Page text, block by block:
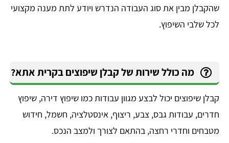
שהקבלן מבין את סוג העבודה הנדרש ויודע לתת מענה מקצועי
לכל שלבי השיפוץ.
מה כולל שירות של קבלן שיפוצים בקרית אתא?
קבלן שיפוצים יכול לבצע מגוון עבודות כמו שיפוץ דירה, שיפוץ
חדרים, עבודות גבס, צבע, ריצוף, אינסטלציה, חשמל, חידוש
מטבחים וחדרי רחצה, בהתאם לצורך ולמצב הנכס.